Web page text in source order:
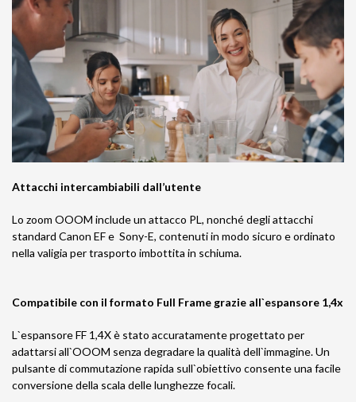
Attacchi intercambiabili dall’utente
Lo zoom OOOM include un attacco PL, nonché degli attacchi
standard Canon EF e Sony-E, contenuti in modo sicuro e ordinato
nella valigia per trasporto imbottita in schiuma.
Compatibile con il formato Full Frame grazie all`espansore 1,4x
L`espansore FF 1,4X è stato accuratamente progettato per
adattarsi all`OOOM senza degradare la qualità dell`immagine. Un
pulsante di commutazione rapida sull`obiettivo consente una facile
conversione della scala delle lunghezze focali.